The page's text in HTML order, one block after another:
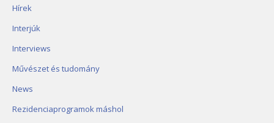
Hírek
Interjúk
Interviews
Művészet és tudomány
News
Rezidenciaprogramok máshol